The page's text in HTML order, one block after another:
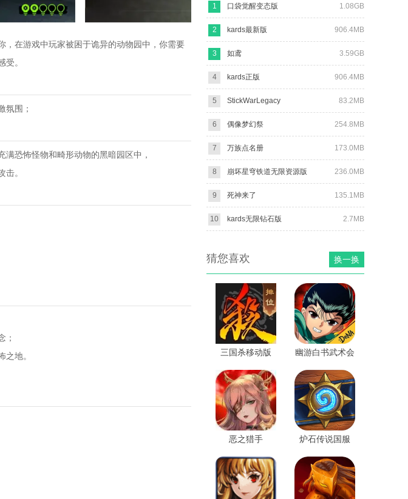
，在游戏中玩家被困于诡异的动物园中，你需要
。
氛围；
恐怖怪物和畸形动物的黑暗园区中，
。
；
地。
1 1.08GB
口袋觉醒变态版
2 906.4MB
kards最新版
3 3.59GB
如鸢
4 906.4MB
kards正版
5 83.2MB
StickWarLegacy
6 254.8MB
偶像梦幻祭
7 173.0MB
万族点名册
8 236.0MB
崩坏星穹铁道无限资源版
9 135.1MB
死神来了
10 2.7MB
kards无限钻石版
换一换
猜您喜欢
三国杀移动版
幽游白书武术会
恶之猎手 炉石传说国服